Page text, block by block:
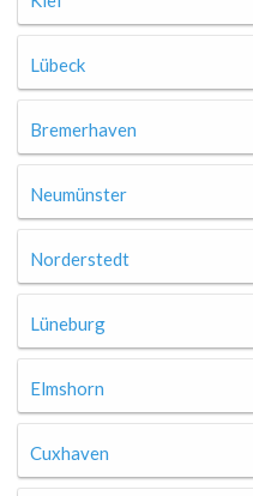
Lübeck
Bremerhaven
Neumünster
Norderstedt
Lüneburg
Elmshorn
Cuxhaven